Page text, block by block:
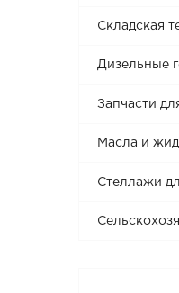
Складская
Дизельные
Запчасти
Масла и
Стеллажи